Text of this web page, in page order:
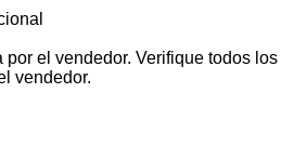
el vendedor. Verifique todos los
vendedor.